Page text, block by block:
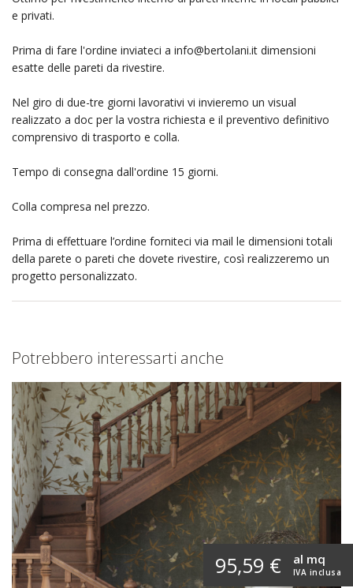
e privati.
Prima di fare l'ordine inviateci a info@bertolani.it dimensioni
esatte delle pareti da rivestire.
Nel giro di due-tre giorni lavorativi vi invieremo un visual
realizzato a doc per la vostra richiesta e il preventivo definitivo
comprensivo di trasporto e colla.
Tempo di consegna dall'ordine 15 giorni.
Colla compresa nel prezzo.
Prima di effettuare l’ordine forniteci via mail le dimensioni totali
della parete o pareti che dovete rivestire, così realizzeremo un
progetto personalizzato.
Potrebbero interessarti anche
95,59 € IVA inclusa
al mq